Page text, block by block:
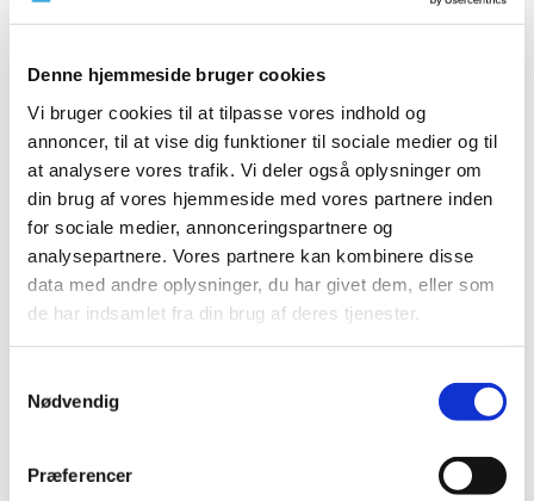
Denne hjemmeside bruger cookies
Vi bruger cookies til at tilpasse vores indhold og
annoncer, til at vise dig funktioner til sociale medier og til
at analysere vores trafik. Vi deler også oplysninger om
din brug af vores hjemmeside med vores partnere inden
for sociale medier, annonceringspartnere og
analysepartnere. Vores partnere kan kombinere disse
data med andre oplysninger, du har givet dem, eller som
de har indsamlet fra din brug af deres tjenester.
Nødvendig
Præferencer
2022 (197)
2020 (263)
2019 (159)
2018 (150)
2017 (167)
2016 (167)
2015 (33)
2014 (44)
2013 (49)
2012 (44)
2008 (8)